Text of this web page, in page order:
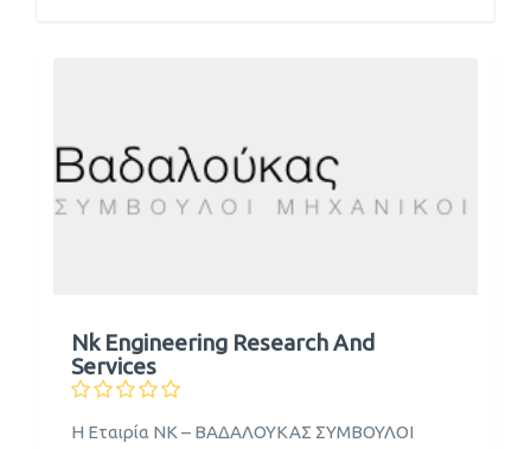
Nk Engineering Research And
Services
H Εταιρία NK – ΒΑΔΑΛΟΥΚΑΣ ΣΥΜΒΟΥΛΟΙ